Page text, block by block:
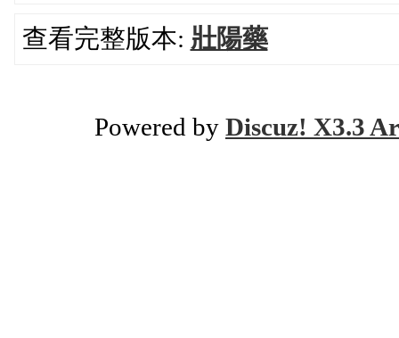
查看完整版本: 壯陽藥
Powered by Discuz! X3.3